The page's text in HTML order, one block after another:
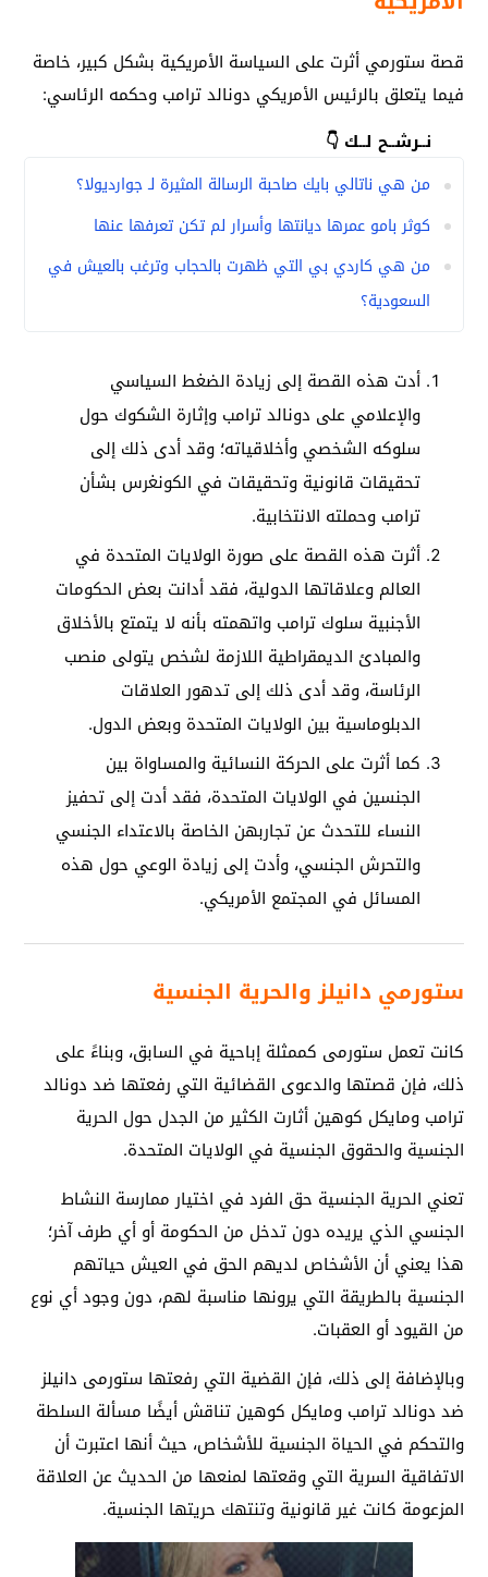
قصة ستورمي أثرت على السياسة الأمريكية بشكل كبير، خاصة
فيما يتعلق بالرئيس الأمريكي دونالد ترامب وحكمه الرئاسي:
نــرشــح لــك 👇
من هي ناتالي بايك صاحبة الرسالة المثيرة لـ جوارديولا؟
كوثر بامو عمرها ديانتها وأسرار لم تكن تعرفها عنها
من هي كاردي بي التي ظهرت بالحجاب وترغب بالعيش في
السعودية؟
أدت هذه القصة إلى زيادة الضغط السياسي
والإعلامي على دونالد ترامب وإثارة الشكوك حول
سلوكه الشخصي وأخلاقياته؛ وقد أدى ذلك إلى
تحقيقات قانونية وتحقيقات في الكونغرس بشأن
ترامب وحملته الانتخابية.
أثرت هذه القصة على صورة الولايات المتحدة في
العالم وعلاقاتها الدولية، فقد أدانت بعض الحكومات
الأجنبية سلوك ترامب واتهمته بأنه لا يتمتع بالأخلاق
والمبادئ الديمقراطية اللازمة لشخص يتولى منصب
الرئاسة، وقد أدى ذلك إلى تدهور العلاقات
الدبلوماسية بين الولايات المتحدة وبعض الدول.
كما أثرت على الحركة النسائية والمساواة بين
الجنسين في الولايات المتحدة، فقد أدت إلى تحفيز
النساء للتحدث عن تجاربهن الخاصة بالاعتداء الجنسي
والتحرش الجنسي، وأدت إلى زيادة الوعي حول هذه
المسائل في المجتمع الأمريكي.
ستورمي دانيلز والحرية الجنسية
كانت تعمل ستورمى كممثلة إباحية في السابق، وبناءً على
ذلك، فإن قصتها والدعوى القضائية التي رفعتها ضد دونالد
ترامب ومايكل كوهين أثارت الكثير من الجدل حول الحرية
الجنسية والحقوق الجنسية في الولايات المتحدة.
تعني الحرية الجنسية حق الفرد في اختيار ممارسة النشاط
الجنسي الذي يريده دون تدخل من الحكومة أو أي طرف آخر؛
هذا يعني أن الأشخاص لديهم الحق في العيش حياتهم
الجنسية بالطريقة التي يرونها مناسبة لهم، دون وجود أي نوع
من القيود أو العقبات.
وبالإضافة إلى ذلك، فإن القضية التي رفعتها ستورمى دانيلز
ضد دونالد ترامب ومايكل كوهين تناقش أيضًا مسألة السلطة
والتحكم في الحياة الجنسية للأشخاص، حيث أنها اعتبرت أن
الاتفاقية السرية التي وقعتها لمنعها من الحديث عن العلاقة
المزعومة كانت غير قانونية وتنتهك حريتها الجنسية.